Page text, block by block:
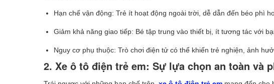
Hạn chế vận động: Trẻ ít hoạt động ngoài trời, dễ dẫn đến béo phì
Giảm khả năng giao tiếp: Bé tập trung vào thiết bị, ít tương tác với
Nguy cơ phụ thuộc: Trò chơi điện tử có thể khiến trẻ nghiện, ảnh
2. Xe ô tô điện trẻ em: Sự lựa chọn an toàn và